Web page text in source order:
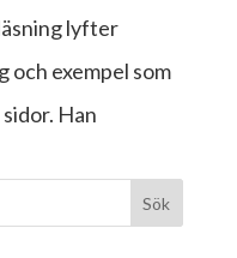
lyfter
och exempel som
Han
Sök